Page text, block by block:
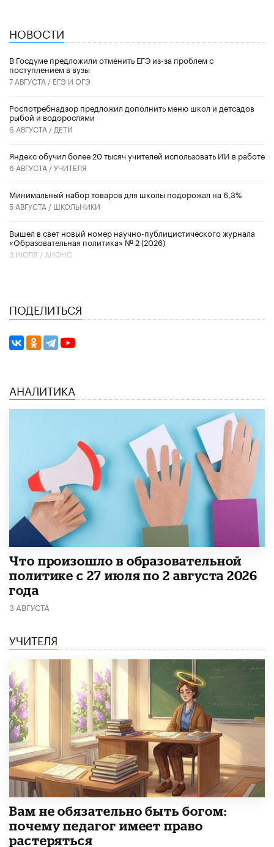
НОВОСТИ
В Госдуме предложили отменить ЕГЭ из-за проблем с
поступлением в вузы
7 АВГУСТА / ЕГЭ И ОГЭ
Роспотребнадзор предложил дополнить меню школ и детсадов
рыбой и водорослями
6 АВГУСТА / ДЕТИ
​Яндекс обучил более 20 тысяч учителей использовать ИИ в работе
6 АВГУСТА /УЧИТЕЛЯ
Минимальный набор товаров для школы подорожал на 6,3%
5 АВГУСТА / ШКОЛЬНИКИ
Вышел в свет новый номер научно-публицистического журнала
«Образовательная политика» № 2 (2026)
3 ИЮЛЯ / АНОНС
ПОДЕЛИТЬСЯ
АНАЛИТИКА
​Что произошло в образовательной
политике с 27 июля по 2 августа 2026
года
3 АВГУСТА
УЧИТЕЛЯ
​Вам не обязательно быть богом:
почему педагог имеет право
растеряться